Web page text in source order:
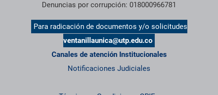
Denuncias por corrupción: 018000966781
Para radicación de documentos y/o solicitudes
ventanillaunica@utp.edu.co
Canales de atención Institucionales
Notificaciones Judiciales